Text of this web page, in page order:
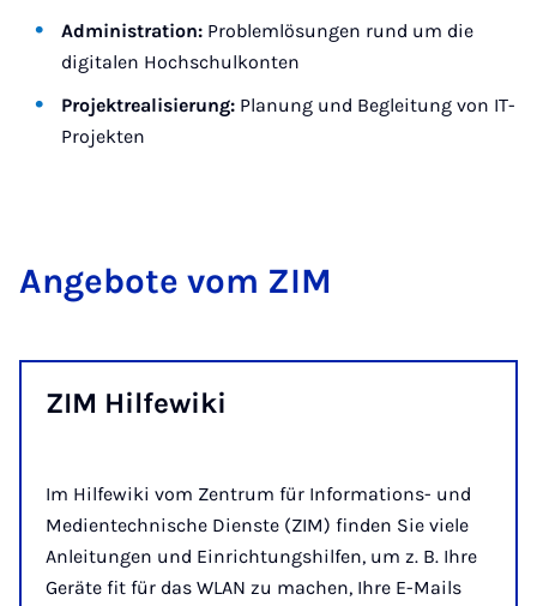
Administration: Problemlösungen rund um die
digitalen Hochschulkonten
Projektrealisierung: Planung und Begleitung von IT-
Projekten
An­ge­bo­te vom ZIM
ZIM Hil­fe­wi­ki
Im Hilfewiki vom Zentrum für Informations- und
Medientechnische Dienste (ZIM) finden Sie viele
Anleitungen und Einrichtungshilfen, um z. B. Ihre
Geräte fit für das WLAN zu machen, Ihre E-Mails